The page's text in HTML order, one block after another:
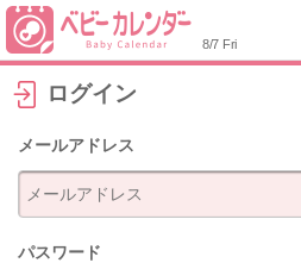
8/7 Fri
ログイン
メールアドレス
パスワード